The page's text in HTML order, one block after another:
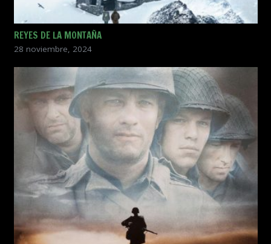
REYES DE LA MONTAÑA
28 noviembre, 2024